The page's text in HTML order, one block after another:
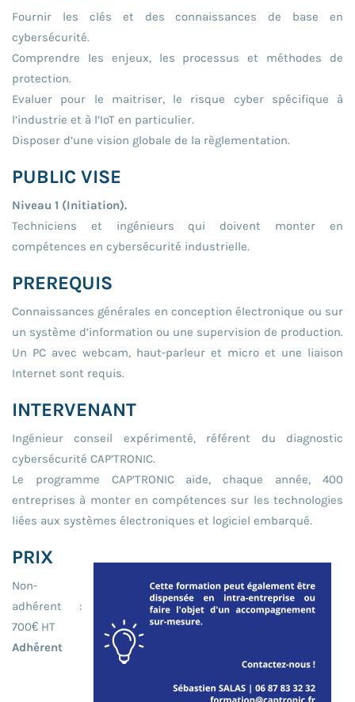
Fournir les clés et des connaissances de base en
cybersécurité.
Comprendre les enjeux, les processus et méthodes de
protection.
Evaluer pour le maitriser, le risque cyber spécifique à
l’industrie et à l’IoT en particulier.
Disposer d’une vision globale de la règlementation.
PUBLIC VISE
Niveau 1 (Initiation).
Techniciens et ingénieurs qui doivent monter en
compétences en cybersécurité industrielle.
PREREQUIS
Connaissances générales en conception électronique ou sur
un système d’information ou une supervision de production.
Un PC avec webcam, haut-parleur et micro et une liaison
Internet sont requis.
INTERVENANT
Ingénieur conseil expérimenté, référent du diagnostic
cybersécurité CAP’TRONIC.
Le programme CAP’TRONIC aide, chaque année, 400
entreprises à monter en compétences sur les technologies
liées aux systèmes électroniques et logiciel embarqué.
PRIX
Non-
adhérent :
700€ HT
Adhérent